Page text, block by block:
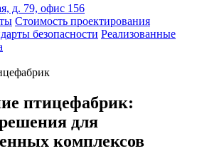
д. 79, офис 156
Стоимость проектирования
безопасности Реализованные
птицефабрик:
для
комплексов